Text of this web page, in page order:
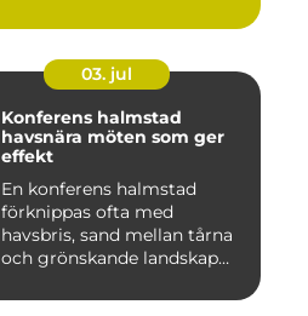
03. jul
Konferens halmstad
havsnära möten som ger
effekt
En konferens halmstad
förknippas ofta med
havsbris, sand mellan tårna
och grönskande landskap